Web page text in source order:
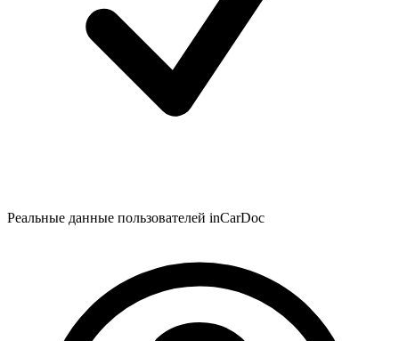
Реальные данные пользователей inCarDoc